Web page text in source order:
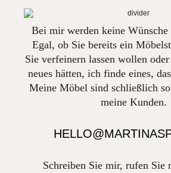
Bei mir werden keine Wünsche
Egal, ob Sie bereits ein
Sie verfeinern lassen wollen
neues hätten, ich finde eines,
Meine Möbel sind schließlich
meine Kunden.
Schreiben Sie mir, rufen Sie